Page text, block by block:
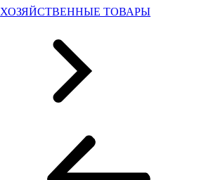
ХОЗЯЙСТВЕННЫЕ ТОВАРЫ